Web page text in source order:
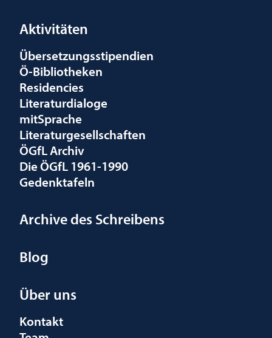
Aktivitäten
Übersetzungsstipendien
Ö-Bibliotheken
Residencies
Literaturdialoge
mitSprache
Literaturgesellschaften
ÖGfL Archiv
Die ÖGfL 1961-1990
Gedenktafeln
Archive des Schreibens
Blog
Über uns
Kontakt